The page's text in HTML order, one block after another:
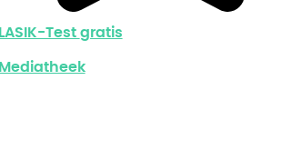
LASIK-Test gratis
Mediatheek